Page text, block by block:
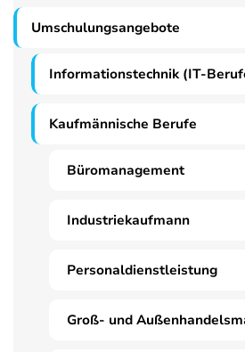
Umschulungsangebote
Informationstechnik (IT-
Kaufmännische Berufe
Büromanagement
Industriekaufmann
Personaldienstleistung
Groß- und